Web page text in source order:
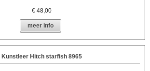
€48,00
meer info
Kunstleer Hitch starfish 8965